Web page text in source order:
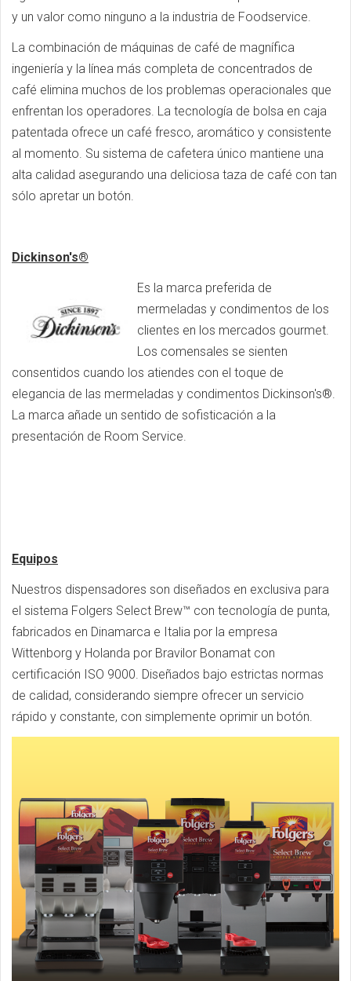
y un valor como ninguno a la industria de Foodservice.
La combinación de máquinas de café de magnífica
ingeniería y la línea más completa de concentrados de
café elimina muchos de los problemas operacionales que
enfrentan los operadores. La tecnología de bolsa en caja
patentada ofrece un café fresco, aromático y consistente
al momento. Su sistema de cafetera único mantiene una
alta calidad asegurando una deliciosa taza de café con tan
sólo apretar un botón.
Dickinson's®
Es la marca preferida de
mermeladas y condimentos de los
clientes en los mercados gourmet.
Los comensales se sienten
consentidos cuando los atiendes con el toque de
elegancia de las mermeladas y condimentos Dickinson's®.
La marca añade un sentido de sofisticación a la
presentación de Room Service.
Equipos
Nuestros dispensadores son diseñados en exclusiva para
el sistema Folgers Select Brew™ con tecnología de punta,
fabricados en Dinamarca e Italia por la empresa
Wittenborg y Holanda por Bravilor Bonamat con
certificación ISO 9000. Diseñados bajo estrictas normas
de calidad, considerando siempre ofrecer un servicio
rápido y constante, con simplemente oprimir un botón.